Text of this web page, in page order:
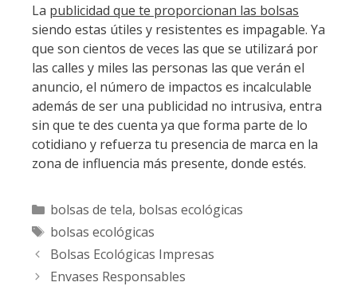
La publicidad que te proporcionan las bolsas
siendo estas útiles y resistentes es impagable. Ya
que son cientos de veces las que se utilizará por
las calles y miles las personas las que verán el
anuncio, el número de impactos es incalculable
además de ser una publicidad no intrusiva, entra
sin que te des cuenta ya que forma parte de lo
cotidiano y refuerza tu presencia de marca en la
zona de influencia más presente, donde estés.
Categorías
bolsas de tela, bolsas ecológicas
Etiquetas
bolsas ecológicas
Bolsas Ecológicas Impresas
Envases Responsables